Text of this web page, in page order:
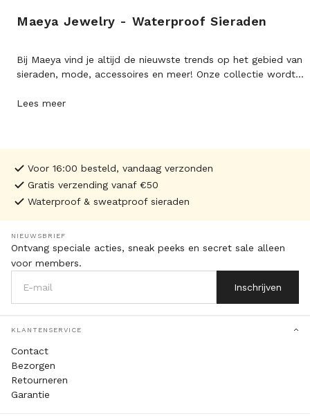
Maeya Jewelry - Waterproof Sieraden
Bij Maeya vind je altijd de nieuwste trends op het gebied van
sieraden, mode, accessoires en meer! Onze collectie wordt...
Lees meer
Voor 16:00 besteld, vandaag verzonden
Gratis verzending vanaf €50
Waterproof & sweatproof sieraden
NIEUWSBRIEF
Ontvang speciale acties, sneak peeks en secret sale alleen
voor members.
Inschrijven
KLANTENSERVICE
Contact
Bezorgen
Retourneren
Garantie